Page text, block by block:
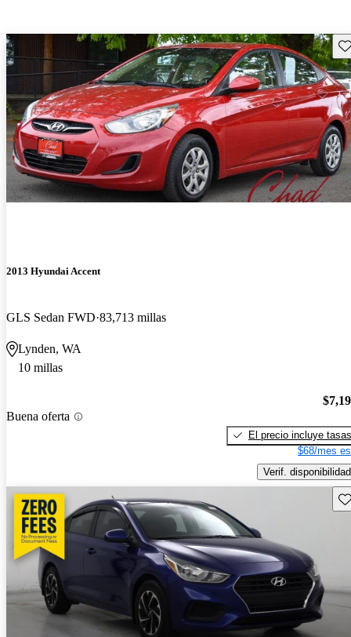
2013 Hyundai Accent
GLS Sedan FWD 83,713 millas
Lynden, WA
10 millas
Buena oferta
El precio incluye tasas
$68/mes
Verif. disponibilidad